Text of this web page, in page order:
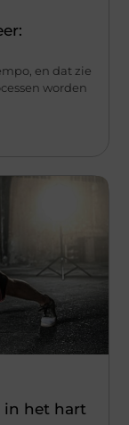
en dat zie
worden
in het hart